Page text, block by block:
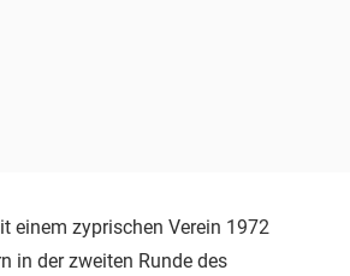
einem zyprischen Verein 1972
in der zweiten Runde des